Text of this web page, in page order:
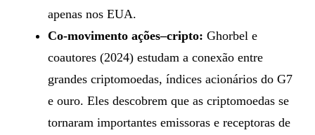
apenas nos EUA.
Co-movimento ações–cripto: Ghorbel e
coautores (2024) estudam a conexão entre
grandes criptomoedas, índices acionários do G7
e ouro. Eles descobrem que as criptomoedas se
tornaram importantes emissoras e receptoras de